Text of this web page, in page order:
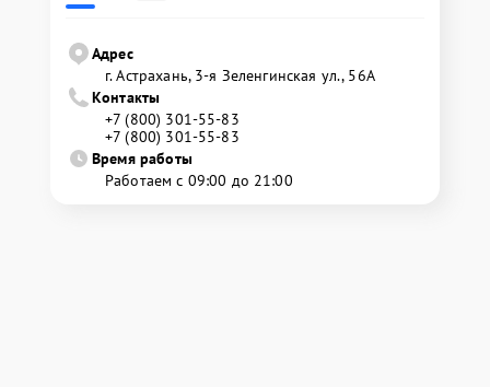
Адрес
г. Астрахань, 3-я Зеленгинская ул., 56А
Контакты
+7 (800) 301-55-83
+7 (800) 301-55-83
Время работы
Работаем с 09:00 до 21:00